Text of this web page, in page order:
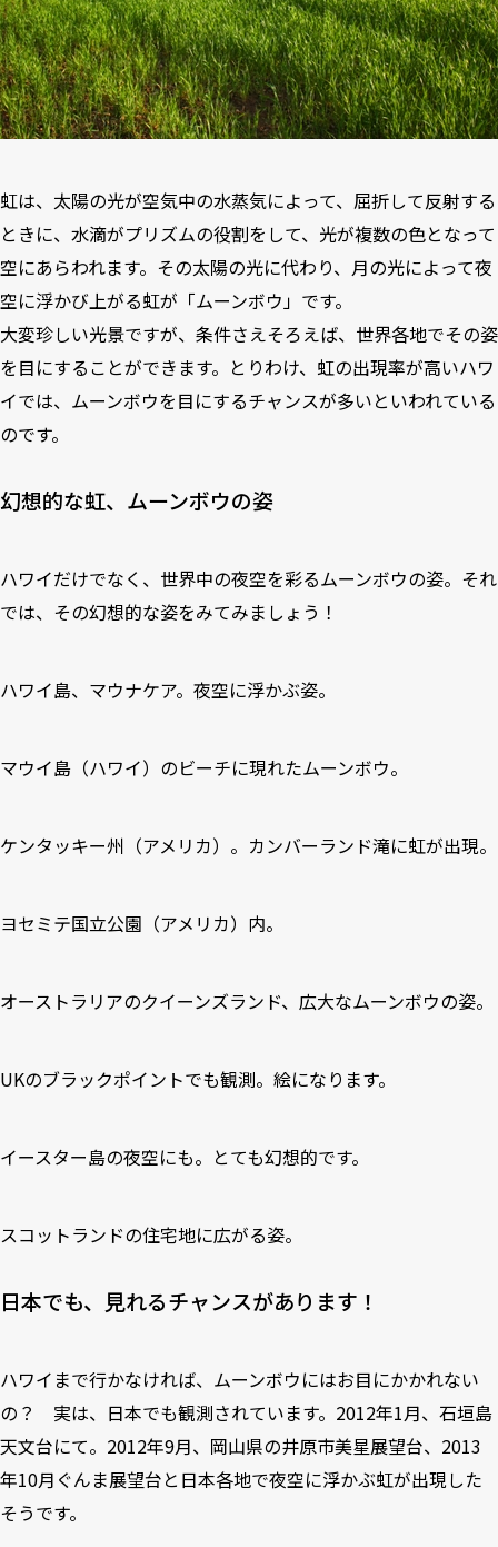
虹は、太陽の光が空気中の水蒸気によって、屈折して反射する
ときに、水滴がプリズムの役割をして、光が複数の色となって
空にあらわれます。その太陽の光に代わり、月の光によって夜
空に浮かび上がる虹が「ムーンボウ」です。
大変珍しい光景ですが、条件さえそろえば、世界各地でその姿
を目にすることができます。とりわけ、虹の出現率が高いハワ
イでは、ムーンボウを目にするチャンスが多いといわれている
のです。
幻想的な虹、ムーンボウの姿
ハワイだけでなく、世界中の夜空を彩るムーンボウの姿。それ
では、その幻想的な姿をみてみましょう！
ハワイ島、マウナケア。夜空に浮かぶ姿。
マウイ島（ハワイ）のビーチに現れたムーンボウ。
ケンタッキー州（アメリカ）。カンバーランド滝に虹が出現。
ヨセミテ国立公園（アメリカ）内。
オーストラリアのクイーンズランド、広大なムーンボウの姿。
UKのブラックポイントでも観測。絵になります。
イースター島の夜空にも。とても幻想的です。
スコットランドの住宅地に広がる姿。
日本でも、見れるチャンスがあります！
ハワイまで行かなければ、ムーンボウにはお目にかかれない
の？ 実は、日本でも観測されています。2012年1月、石垣島
天文台にて。2012年9月、岡山県の井原市美星展望台、2013
年10月ぐんま展望台と日本各地で夜空に浮かぶ虹が出現した
そうです。